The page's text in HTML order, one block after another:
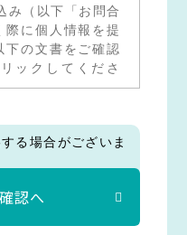
み（以下「お問合
に個人情報を提
下の文書をご確認
ックしてくださ
所属及び連絡先
ルアドレス：
る場合がございま